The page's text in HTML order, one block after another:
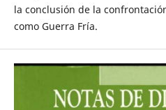
la conclusión de la
como Guerra Fría.